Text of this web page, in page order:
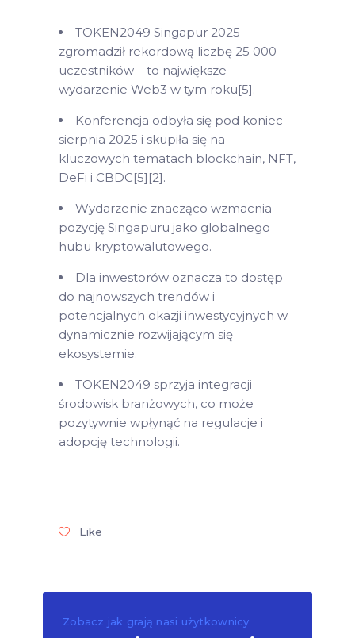
TOKEN2049 Singapur 2025
zgromadził rekordową liczbę 25 000
uczestników – to największe
wydarzenie Web3 w tym roku[5].
Konferencja odbyła się pod koniec
sierpnia 2025 i skupiła się na
kluczowych tematach blockchain, NFT,
DeFi i CBDC[5][2].
Wydarzenie znacząco wzmacnia
pozycję Singapuru jako globalnego
hubu kryptowalutowego.
Dla inwestorów oznacza to dostęp
do najnowszych trendów i
potencjalnych okazji inwestycyjnych w
dynamicznie rozwijającym się
ekosystemie.
TOKEN2049 sprzyja integracji
środowisk branżowych, co może
pozytywnie wpłynąć na regulacje i
adopcję technologii.
Like
Zobacz jak grają nasi użytkownicy